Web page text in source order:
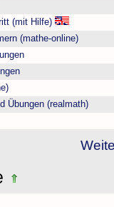
(mit Hilfe)
(mathe-online)
Übungen (realmath)